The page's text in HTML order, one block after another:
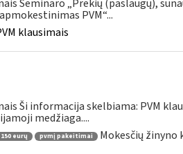
Seminaro „Prekių (paslaugų),
PVM“...
klausimais
Ši informacija skelbiama: PVM
medžiaga....
150 eurų pvmį pakeitimai
Mokesčių žinyno